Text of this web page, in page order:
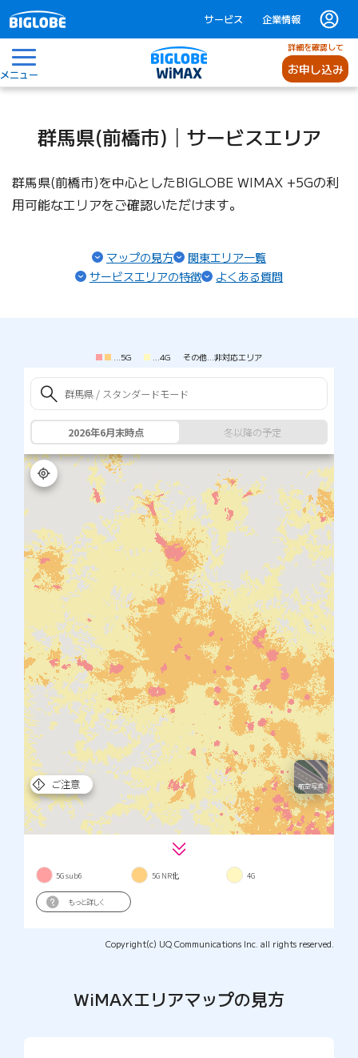
サービス 企業情報
メニュー
詳細を確認して
お申し込み
群馬県(前橋市)│サービスエリア
群馬県(前橋市)を中心としたBIGLOBE WIMAX +5Gの利
用可能なエリアをご確認いただけます。
マップの見方
関東エリア一覧
サービスエリアの特徴
よくある質問
5G 4G その他 非対応エリア
Copyright(c) UQ Communications Inc. all rights reserved.
WiMAXエリアマップの見方